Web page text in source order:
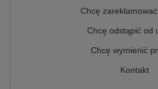
Chcę
Chcę odstąpić od
Chcę wymienić
Kontakt